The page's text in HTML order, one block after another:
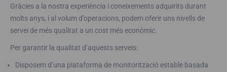
Gràcies a la nostra experiència i coneixements adquirits durant
molts anys, i al volum d’operacions, podem oferir uns nivells de
servei de més qualitat a un cost més econòmic.
Per garantir la qualitat d’aquests serveis:
Disposem d’una plataforma de monitorització estable basada